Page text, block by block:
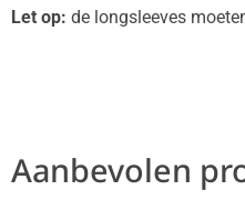
Let op: de longsleeves
Aanbevolen